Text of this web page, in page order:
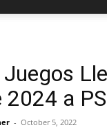
de
2024 a
- October 5, 2022